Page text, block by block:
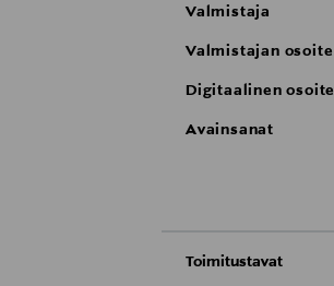
Valmistaja
Valmistajan osoite
Digitaalinen osoite
Avainsanat
Toimitustavat